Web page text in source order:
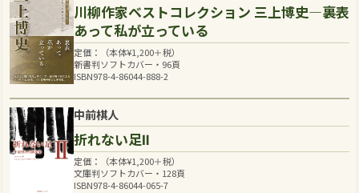
川柳作家ベストコレクション 三上博史―裏表
あって私が立っている
定価：（本体¥1,200＋税）
新書判ソフトカバー・96頁
ISBN978-4-86044-888-2
中前棋人
折れない足Ⅱ
定価：（本体¥1,200＋税）
文庫判ソフトカバー・128頁
ISBN978-4-86044-065-7